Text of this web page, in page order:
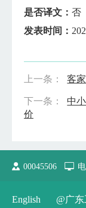
是否译文： 否
发表时间：
上一条： 客
下一条：
中
价
00045506
English @广